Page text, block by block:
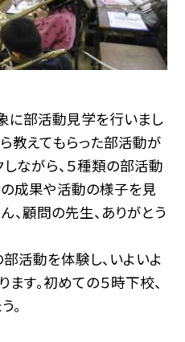
に部活動見学を行いまし
教えてもらった部活動が
ながら、５種類の部活動
成果や活動の様子を見
、顧問の先生、ありがとう
活動を体験し、いよいよ
す。初めての５時下校、
。